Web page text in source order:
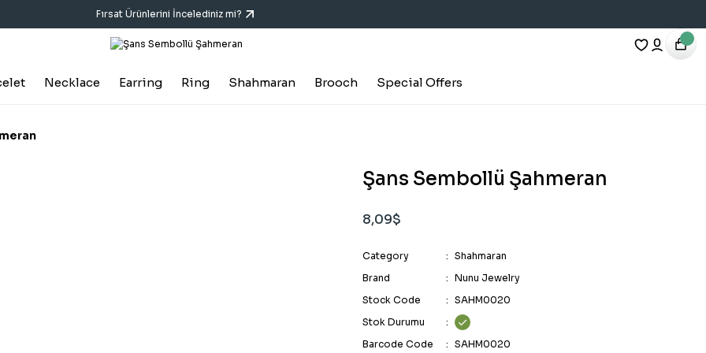
Fırsat Ürünlerini İncelediniz mi?
Necklace Earring Ring Shahmaran Brooch Special Offers
Şans Sembollü Şahmeran
8,09$
Category
Shahmaran
Brand
Nunu Jewelry
Stock Code
SAHM0020
Stok Durumu
Barcode Code
SAHM0020